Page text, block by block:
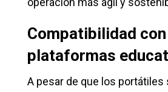
Compatibilidad con
plataformas
A pesar de que los portátiles